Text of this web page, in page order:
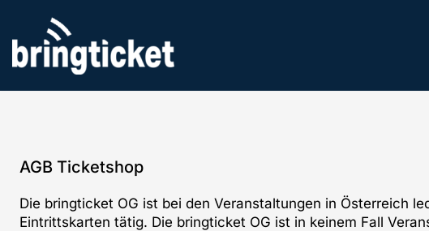
Zum
Inhalt
AGB Ticketshop
Die bringticket OG ist bei den Veranstaltungen in Österreich
Eintrittskarten tätig. Die bringticket OG ist in keinem Fall